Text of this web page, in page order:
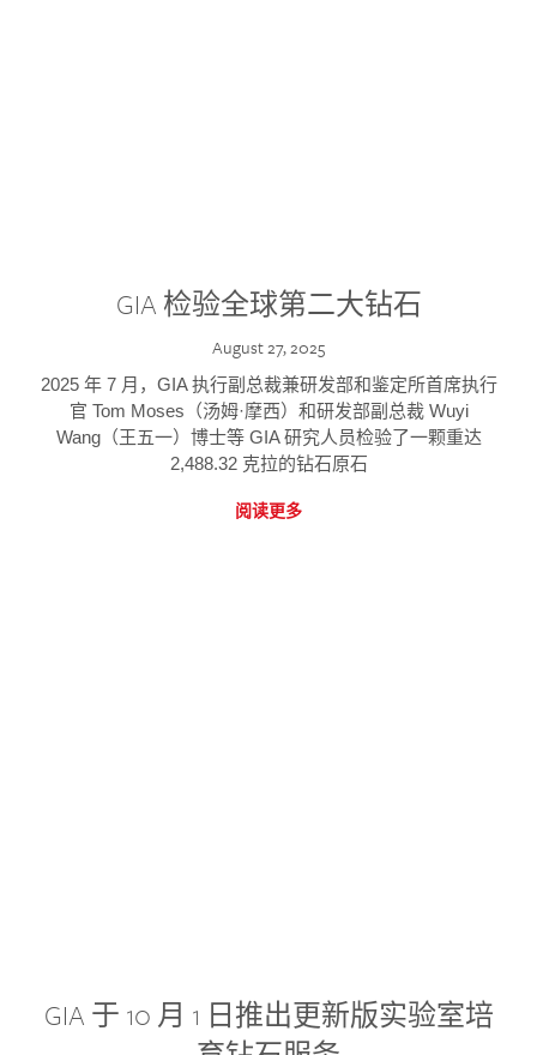
GIA 检验全球第二大钻石
August 27, 2025
2025 年 7 月，GIA 执行副总裁兼研发部和鉴定所首席执行
官 Tom Moses（汤姆·摩西）和研发部副总裁 Wuyi
Wang（王五一）博士等 GIA 研究人员检验了一颗重达
2,488.32 克拉的钻石原石
阅读更多
GIA 于 10 月 1 日推出更新版实验室培